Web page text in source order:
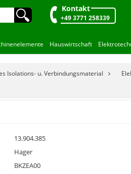
🔍︎ Kontakt
+49 3771 258339
Hauswirtschaft
Isolations- u. Verbindungsmaterial
13.904.385
Hager
BKZEA00